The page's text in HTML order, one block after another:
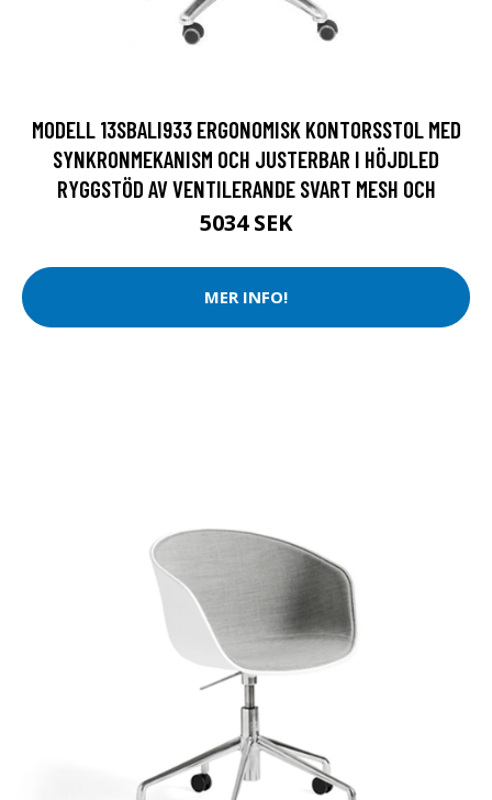
MODELL 13SBALI933 ERGONOMISK KONTORSSTOL MED
SYNKRONMEKANISM OCH JUSTERBAR I HÖJDLED
RYGGSTÖD AV VENTILERANDE SVART MESH OCH
5034 SEK
MER INFO!